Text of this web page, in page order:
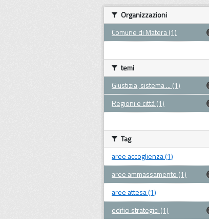
Organizzazioni
Comune di Matera (1)
temi
Giustizia, sistema ... (1)
Regioni e città (1)
Tag
aree accoglienza (1)
aree ammassamento (1)
aree attesa (1)
edifici strategici (1)